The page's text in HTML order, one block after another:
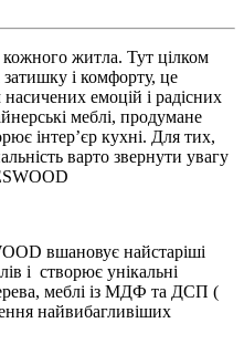
житла. Тут цілком
і комфорту, це
насичених емоцій і радісних
меблі, продумане
інтер’єр кухні. Для тих,
варто звернути увагу
вшановує найстаріші
і створює унікальні
меблі із МДФ та ДСП (
найвибагливіших